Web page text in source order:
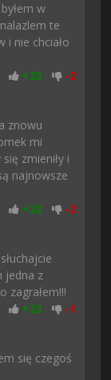
w
te
i nie chciało
+23 -2
znowu
mi
zmieniły i
najnowsze
+22 -2
jedna z
zagrałem!!!
+23 -1
się czegoś